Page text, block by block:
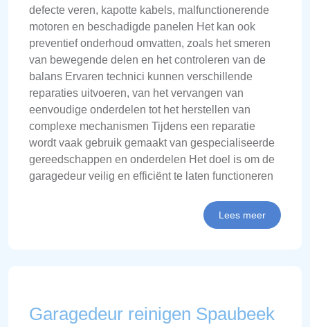
defecte veren, kapotte kabels, malfunctionerende
motoren en beschadigde panelen Het kan ook
preventief onderhoud omvatten, zoals het smeren
van bewegende delen en het controleren van de
balans Ervaren technici kunnen verschillende
reparaties uitvoeren, van het vervangen van
eenvoudige onderdelen tot het herstellen van
complexe mechanismen Tijdens een reparatie
wordt vaak gebruik gemaakt van gespecialiseerde
gereedschappen en onderdelen Het doel is om de
garagedeur veilig en efficiënt te laten functioneren
Lees meer
Garagedeur reinigen Spaubeek